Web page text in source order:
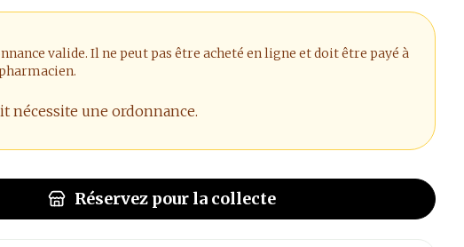
valide. Il ne peut pas être acheté en ligne et doit être payé à
nécessite une ordonnance.
Réservezpour la collecte